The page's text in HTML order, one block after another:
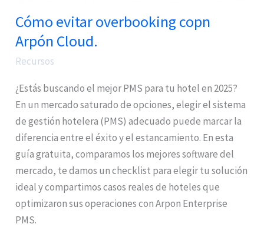
Cómo evitar overbooking copn
Arpón Cloud.
Recursos
¿Estás buscando el mejor PMS para tu hotel en 2025?
En un mercado saturado de opciones, elegir el sistema
de gestión hotelera (PMS) adecuado puede marcar la
diferencia entre el éxito y el estancamiento. En esta
guía gratuita, comparamos los mejores software del
mercado, te damos un checklist para elegir tu solución
ideal y compartimos casos reales de hoteles que
optimizaron sus operaciones con Arpon Enterprise
PMS.